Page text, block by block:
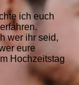
ich euch
wer ihr seid,
eure
Hochzeitstag